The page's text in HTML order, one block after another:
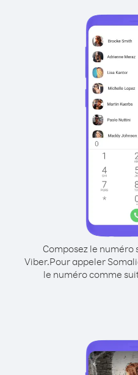
Composez le numéro
Viber.Pour appeler
le numéro comme